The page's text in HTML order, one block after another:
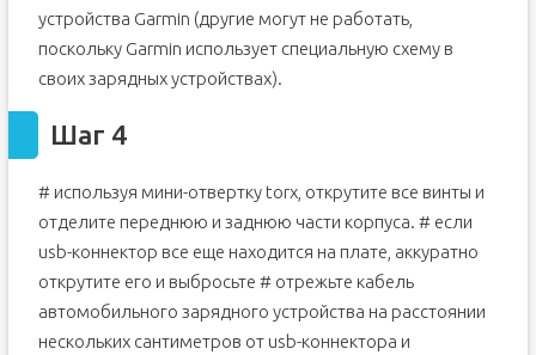
устройства Garmin (другие могут не работать,
поскольку Garmin использует специальную схему в
своих зарядных устройствах).
Шаг 4
# используя мини-отвертку torx, открутите все винты и
отделите переднюю и заднюю части корпуса. # если
usb-коннектор все еще находится на плате, аккуратно
открутите его и выбросьте # отрежьте кабель
автомобильного зарядного устройства на расстоянии
нескольких сантиметров от usb-коннектора и